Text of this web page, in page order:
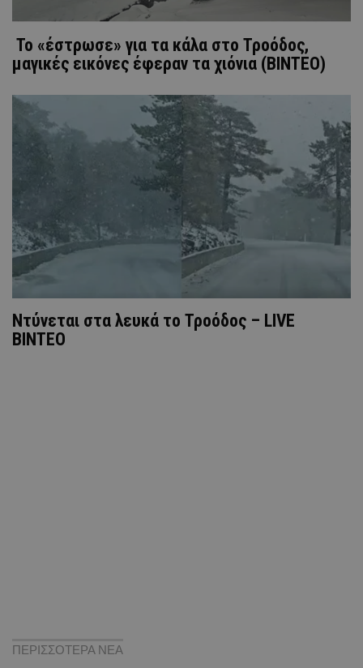
Το «έστρωσε» για τα κάλα στο Τροόδος,
μαγικές εικόνες έφεραν τα χιόνια (ΒΙΝΤΕΟ)
Ντύνεται στα λευκά το Τροόδος – LIVE
ΒΙΝΤΕΟ
ΠΕΡΙΣΣΟΤΕΡΑ ΝΕΑ